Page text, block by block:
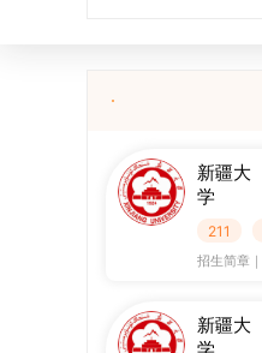
新疆大
学
211
招生简章 ｜
新疆大